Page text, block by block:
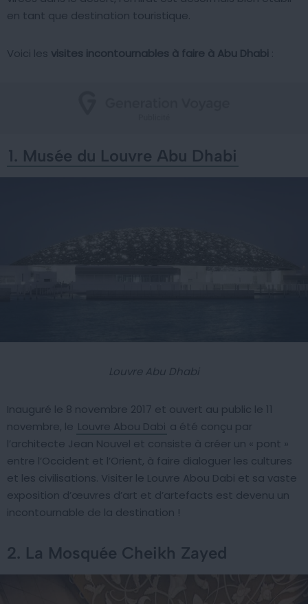
en tant que destination touristique.
Voici les visites incontournables à faire à Abu Dhabi
1. Musée du Louvre Abu Dhabi
Louvre Abu Dhabi
Inauguré le 8 novembre 2017 et ouvert au public le 11
novembre, le Louvre Abou Dabi a été conçu par
l’architecte Jean Nouvel et consiste à créer un « pont »
entre l’Occident et l’Orient, à faire dialoguer les cultures
et les civilisations. Visiter le Louvre Abou Dabi et sa vaste
exposition d’œuvres d’art et d’artefacts est devenu un
incontournable de la destination !
2. La Mosquée Cheikh Zayed